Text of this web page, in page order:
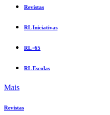
Revistas
RL Iniciativas
RL+65
RL Escolas
Mais
Revistas